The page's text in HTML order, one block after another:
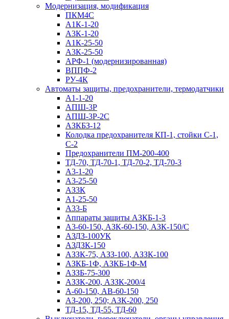
Модернизация, модификация
ПКМ4С
А1К-1-20
А3К-1-20
А1К-25-50
А3К-25-50
АРФ-1 (модернизированная)
ВППФ-2
РУ-4К
Автоматы защиты, предохранители, термодатчики
А1-1-20
АПШ-3Р
АПШ-3P-2С
АЗКБЗ-12
Колодка предохранителя КП-1, стойки С-1,
С-2
Предохранители ПМ-200-400
ТД-70, ТД-70-1, ТД-70-2, ТД-70-3
А3-1-20
А3-25-50
АЗ3К
А1-25-50
А33-Б
Аппараты защиты АЗКБ-1-3
А3-60-150, АЗК-60-150, АЗК-150/С
АЗДЗ-100УК
АЗДЗК-150
АЗЗК-75, АЗЗ-100, АЗЗК-100
АЗКБ-1Ф, АЗКБ-1Ф-М
АЗЗБ-75-300
АЗЗК-200, АЗЗК-200/4
А-60-150, АВ-60-150
АЗ-200, 250; АЗК-200, 250
ТД-15, ТД-55, ТД-60